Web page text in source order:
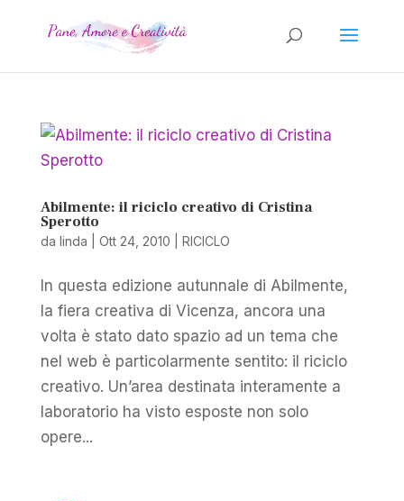
Abilmente: il riciclo creativo di Cristina
Sperotto
da linda Ott 24, 2010 RICICLO
In questa edizione autunnale di Abilmente,
la fiera creativa di Vicenza, ancora una
volta è stato dato spazio ad un tema che
nel web è particolarmente sentito: il riciclo
creativo. Un’area destinata interamente a
laboratorio ha visto esposte non solo
opere...